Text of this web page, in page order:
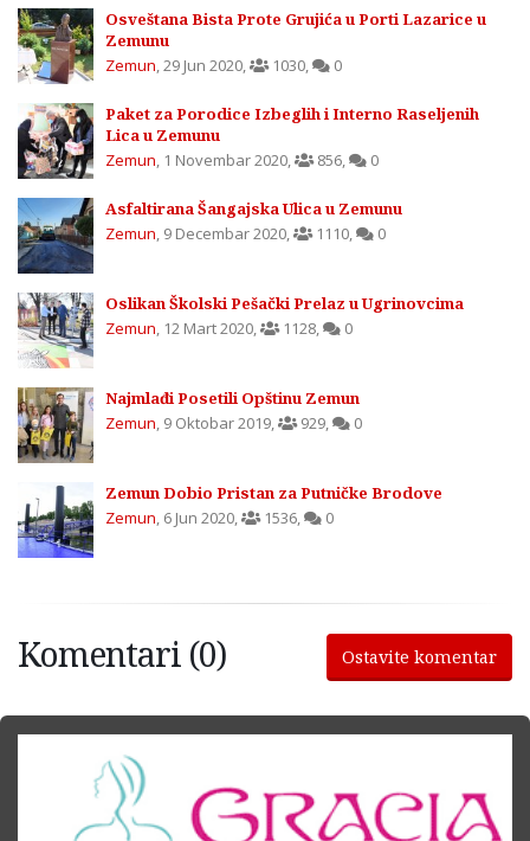
Osveštana Bista Prote Grujića u Porti Lazarice u
Zemunu
Zemun,29 Jun 2020, 1030, 0
Paket za Porodice Izbeglih i Interno Raseljenih
Lica u Zemunu
Zemun, 1 Novembar 2020, 856, 0
Asfaltirana Šangajska Ulica u Zemunu
Zemun, 9 Decembar 2020, 1110, 0
Oslikan Školski Pešački Prelaz u Ugrinovcima
Zemun, 12 Mart 2020, 1128, 0
Najmlađi Posetili Opštinu Zemun
Zemun, 9 Oktobar 2019, 929, 0
Zemun Dobio Pristan za Putničke Brodove
Zemun, 6 Jun 2020, 1536, 0
Komentari (0) Ostavite komentar